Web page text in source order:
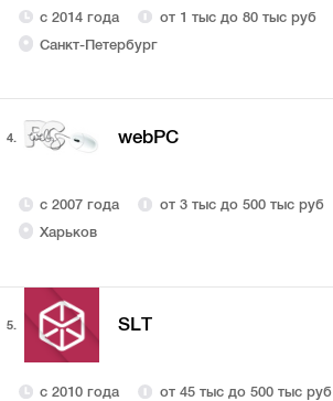
с 2014 года
от 1 тыс до 80 тыс руб
Санкт-Петербург
4. webPC
с 2007 года
от 3 тыс до 500 тыс руб
Харьков
5. SLT
с 2010 года
от 45 тыс до 500 тыс руб